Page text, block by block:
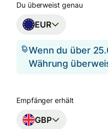
Du überweist genau
EUR
Wenn du über
Währung
Empfänger erhält
GBP